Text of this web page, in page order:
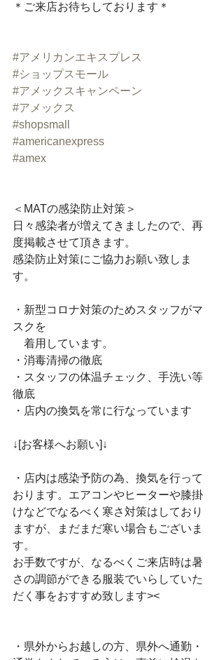
＊ご来店お待ちしております＊﻿
#アメリカンエキスプレス
#ショップスモール
#アメックスキャンペーン
#アメックス
#shopsmall
#americanexpress
#amex
＜​MATの感染防止対策＞﻿
​日々感染者が増えてきましたので、再
度掲載させて頂きます。﻿
感染防止対策にご協力お願い致しま
す。﻿
・新型コロナ対策のためスタッフがマ
スクを﻿
着用しています。﻿
・消毒清掃の徹底﻿
・スタッフの体温チェック、手洗い等
徹底﻿
・店内の換気を常に行なっています﻿
↓[お客様へお願い]↓﻿
・店内は感染予防の為、換気を行って
おります。エアコンやヒーターや膝掛
けなどでなるべく寒さ対策はしており
ますが、まだまだ寒い場合もございま
す。﻿
お手数ですが、なるべくご来店時は暑
さの調節ができる服装でいらしていた
だく事をおすすめ致します><﻿
・県外からお越しの方、県外へ通勤・